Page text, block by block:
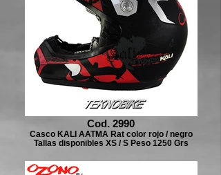
Cod. 2990
Casco KALI AATMA Rat color rojo / negro
Tallas disponibles XS / S Peso 1250 Grs